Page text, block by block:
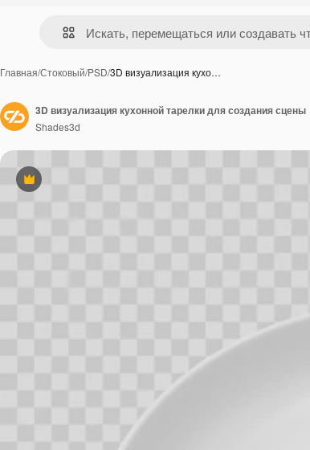
Главная/Стоковый/PSD/3D визуализация кухо…
Премиум
3D визуализация кухонной тарелки для создания сцены
Shades3d